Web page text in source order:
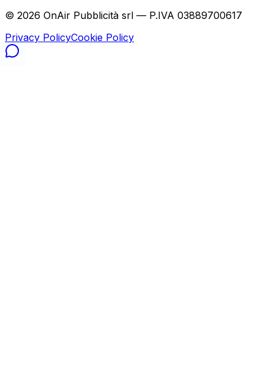
© 2026 OnAir Pubblicità srl — P.IVA 03889700617
Privacy PolicyCookie Policy